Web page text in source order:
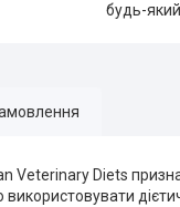
будь-
Veterinary Diets